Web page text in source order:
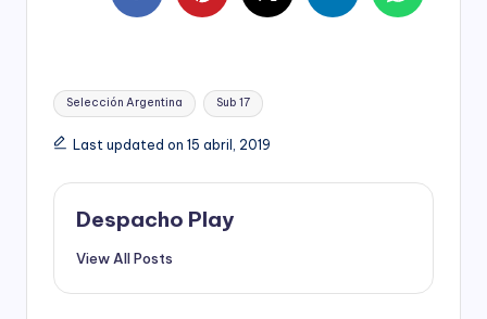
Tags:
Selección Argentina Sub 17
Last updated on 15 abril, 2019
Despacho Play
View All Posts